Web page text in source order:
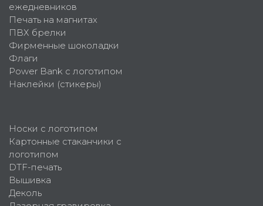
ежедневников
Печать на магнитах
ПВХ брелки
Фирменные шоколадки
Флаги
Power Bank с логотипом
Наклейки (стикеры)
Носки с логотипом
Картонные стаканчики с
логотипом
DTF-печать
Вышивка
Деколь